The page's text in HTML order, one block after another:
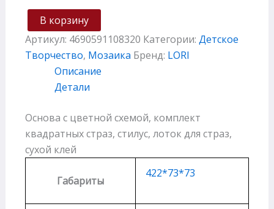
В корзину
Артикул: 4690591108320 Категории: Детское
Творчество, Мозаика Бренд: LORI
Описание
Детали
Основа с цветной схемой, комплект
квадратных страз, стилус, лоток для страз,
сухой клей
Габариты
422*73*73